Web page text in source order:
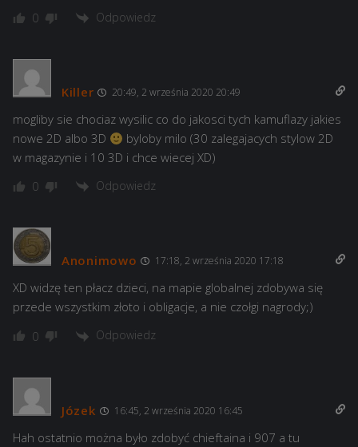
0 Odpowiedz
Killer 20:49, 2 września 2020 20:49
mogliby sie chociaz wysilic co do jakosci tych kamuflazy jakies
nowe 2D albo 3D
byloby milo (30 zalegajacych stylow 2D
w magazynie i 10 3D i chce wiecej XD)
0 Odpowiedz
Anonimowo 17:18, 2 września 2020 17:18
XD widzę ten płacz dzieci, na mapie globalnej zdobywa się
przede wszystkim złoto i obligacje, a nie czołgi nagrody;)
0 Odpowiedz
Józek 16:45, 2 września 2020 16:45
Hah ostatnio można było zdobyć chieftaina i 907 a tu